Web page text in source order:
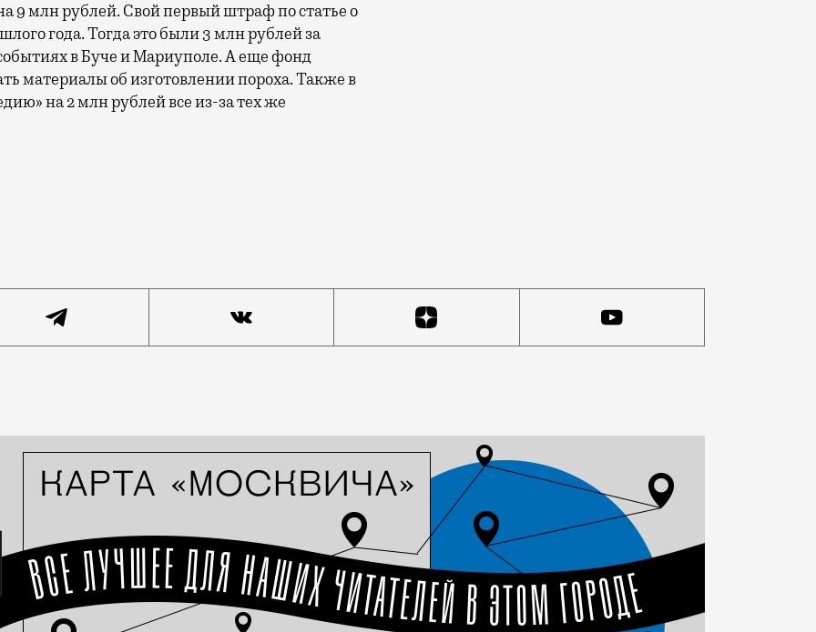
9 млн рублей. Свой первый штраф по статье о
года. Тогда это были 3 млн рублей за
в Буче и Мариуполе. А еще фонд
материалы об изготовлении пороха. Также в
на 2 млн рублей все из-за тех же
Речь идет об отказе администраторов интернет-энциклопедии убирать статьи о 74-й гвардейской